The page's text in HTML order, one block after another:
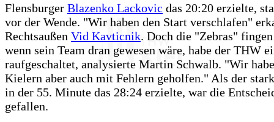
Flensburger Blazenko Lackovic das 20:20 erzielte,
vor der Wende. "Wir haben den Start verschlafen"
Rechtsaußen Vid Kavticnik. Doch die "Zebras"
wenn sein Team dran gewesen wäre, habe der THW
raufgeschaltet, analysierte Martin Schwalb. "Wir
Kielern aber auch mit Fehlern geholfen." Als der
in der 55. Minute das 28:24 erzielte, war die
gefallen.